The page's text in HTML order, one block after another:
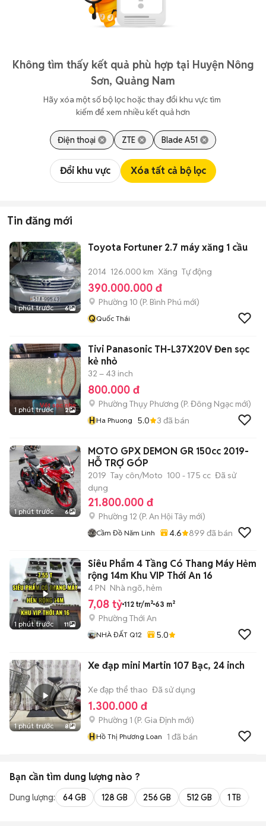
Không tìm thấy kết quả phù hợp tại Huyện Nông
Sơn, Quảng Nam
Hãy xóa một số bộ lọc hoặc thay đổi khu vực tìm
kiếm để xem nhiều kết quả hơn
Điện thoại ZTE Blade A51
Đổi khu vực Xóa tất cả bộ lọc
Tin đăng mới
1 phút trước 6
Toyota Fortuner 2.7 máy xăng 1 cầu
2014 126.000 km Xăng Tự động
390.000.000 đ
Phường 10 (P. Bình Phú mới)
QQuốc Thái
1 phút trước 2
Tivi Panasonic TH-L37X20V Đen sọc
kẻ nhỏ
32 – 43 inch
800.000 đ
Phường Thụy Phương (P. Đông Ngạc mới)
HHa Phuong 5.0 3 đã bán
1 phút trước 6
MOTO GPX DEMON GR 150cc 2019-
HỖ TRỢ GÓP
2019 Tay côn/Moto 100 - 175 cc Đã sử
dụng
21.800.000 đ
Phường 12 (P. An Hội Tây mới)
Cầm Đồ Năm Linh 4.6 899 đã bán
1 phút trước 11
Siêu Phẩm 4 Tầng Có Thang Máy Hẻm
rộng 14m Khu VIP Thới An 16
4 PN Nhà ngõ, hẻm
7,08 tỷ 112 tr/m² 63 m²
Phường Thới An
NHÀ ĐẤT Q12 5.0
1 phút trước 8
Xe đạp mini Martin 107 Bạc, 24 inch
Xe đạp thể thao Đã sử dụng
1.300.000 đ
Phường 1 (P. Gia Định mới)
HHồ Thị Phương Loan 1 đã bán
Bạn cần tìm dung lượng nào ?
Dung lượng: 64 GB 128 GB 256 GB 512 GB 1 TB